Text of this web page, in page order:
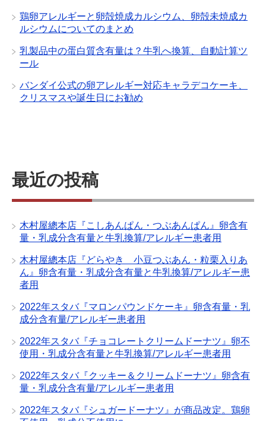
鶏卵アレルギーと卵殻焼成カルシウム、卵殻未焼成カ
ルシウムについてのまとめ
乳製品中の蛋白質含有量は？牛乳へ換算、自動計算ツ
ール
バンダイ公式の卵アレルギー対応キャラデコケーキ、
クリスマスや誕生日にお勧め
最近の投稿
木村屋總本店『こしあんぱん・つぶあんぱん』卵含有
量・乳成分含有量と牛乳換算/アレルギー患者用
木村屋總本店『どらやき 小豆つぶあん・粒栗入りあ
ん』卵含有量・乳成分含有量と牛乳換算/アレルギー患
者用
2022年スタバ『マロンパウンドケーキ』卵含有量・乳
成分含有量/アレルギー患者用
2022年スタバ『チョコレートクリームドーナツ』卵不
使用・乳成分含有量と牛乳換算/アレルギー患者用
2022年スタバ『クッキー＆クリームドーナツ』卵含有
量・乳成分含有量/アレルギー患者用
2022年スタバ『シュガードーナツ』が商品改定。鶏卵